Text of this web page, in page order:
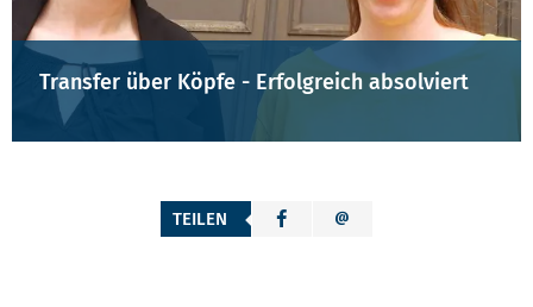
Transfer über Köpfe - Erfolgreich absolviert
TEILEN